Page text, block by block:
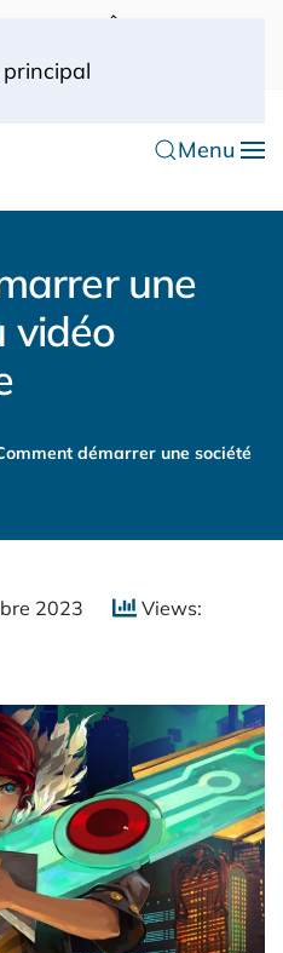
0033 (0) 6 70 52 11 09
Menu
une
vidéo
démarrer une société
2023
Views: